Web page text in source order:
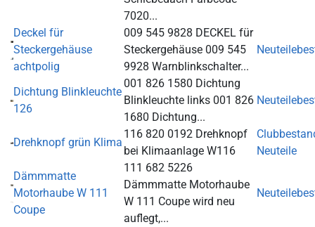
7020...
Deckel für
Steckergehäuse
achtpolig
009 545 9828 DECKEL für
Steckergehäuse 009 545
9928 Warnblinkschalter...
Dichtung Blinkleuchte
126
001 826 1580 Dichtung
Blinkleuchte links 001 826
1680 Dichtung...
Drehknopf grün Klima
116 820 0192 Drehknopf
bei Klimaanlage W116
Neuteile
Dämmmatte
Motorhaube W 111
Coupe
111 682 5226
Dämmmatte Motorhaube
W 111 Coupe wird neu
auflegt,...